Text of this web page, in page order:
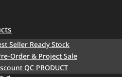
Seller Ready Stock
Order & Project Sale
QC PRODUCT